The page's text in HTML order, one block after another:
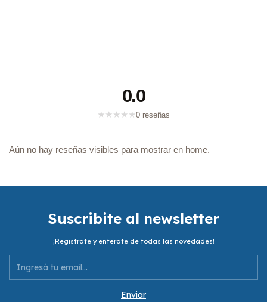
0.0
★ ★ ★ ★ ★0 reseñas
Aún no hay reseñas visibles para mostrar en home.
Suscribite al newsletter
¡Registrate y enterate de todas las novedades!